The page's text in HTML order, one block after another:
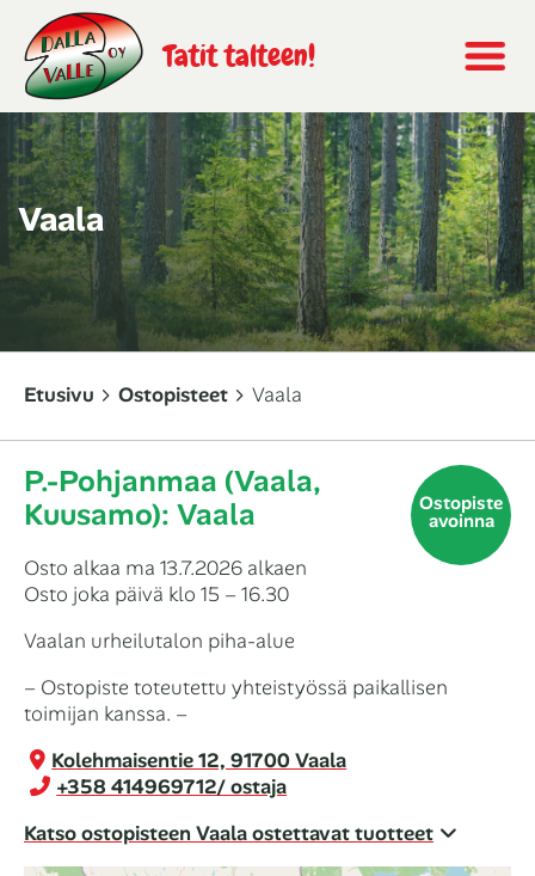
Tatit talteen!
Vaala
Etusivu Ostopisteet Vaala
Ostopiste
avoinna
P.-Pohjanmaa (Vaala,
Kuusamo): Vaala
Osto alkaa ma 13.7.2026 alkaen
Osto joka päivä klo 15 – 16.30
Vaalan urheilutalon piha-alue
– Ostopiste toteutettu yhteistyössä paikallisen
toimijan kanssa. –
Kolehmaisentie 12, 91700 Vaala
+358 414969712/ ostaja
Katso ostopisteen Vaala ostettavat tuotteet